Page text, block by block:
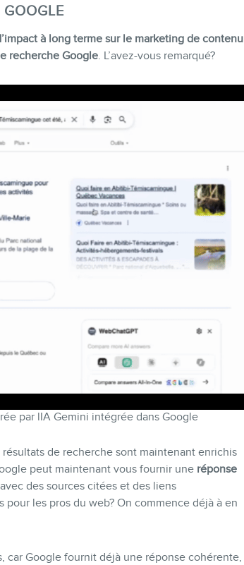
GOOGLE
à long terme sur le marketing de contenu
recherche Google. L’avez-vous remarqué?
par lIA Gemini intégrée dans Google
résultats de recherche sont maintenant enrichis
peut maintenant vous fournir une réponse
des sources citées et des liens
les pros du web? On commence déjà à en
car Google fournit déjà une réponse cohérente,